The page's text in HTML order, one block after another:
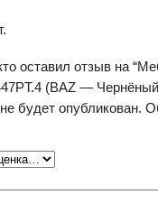
оставил отзыв на
(BAZ —
будет опубликован.